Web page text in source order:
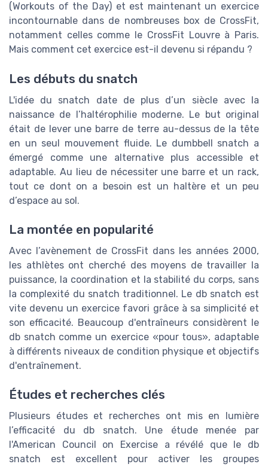
(Workouts of the Day) et est maintenant un exercice
incontournable dans de nombreuses box de CrossFit,
notamment celles comme le CrossFit Louvre à Paris.
Mais comment cet exercice est-il devenu si répandu ?
Les débuts du snatch
L'idée du snatch date de plus d’un siècle avec la
naissance de l’haltérophilie moderne. Le but original
était de lever une barre de terre au-dessus de la tête
en un seul mouvement fluide. Le dumbbell snatch a
émergé comme une alternative plus accessible et
adaptable. Au lieu de nécessiter une barre et un rack,
tout ce dont on a besoin est un haltère et un peu
d’espace au sol.
La montée en popularité
Avec l’avènement de CrossFit dans les années 2000,
les athlètes ont cherché des moyens de travailler la
puissance, la coordination et la stabilité du corps, sans
la complexité du snatch traditionnel. Le db snatch est
vite devenu un exercice favori grâce à sa simplicité et
son efficacité. Beaucoup d'entraîneurs considèrent le
db snatch comme un exercice «pour tous», adaptable
à différents niveaux de condition physique et objectifs
d'entraînement.
Études et recherches clés
Plusieurs études et recherches ont mis en lumière
l’efficacité du db snatch. Une étude menée par
l'American Council on Exercise a révélé que le db
snatch est excellent pour activer les groupes